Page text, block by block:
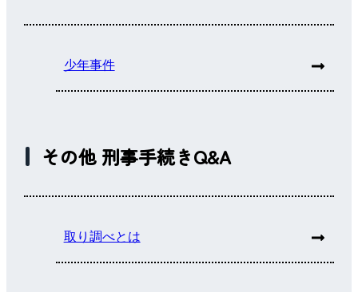
少年事件
その他 刑事手続きQ&A
取り調べとは